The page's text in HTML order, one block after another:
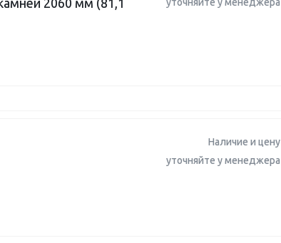
2060 мм (81,1
Наличие и цену
уточняйте у менеджера